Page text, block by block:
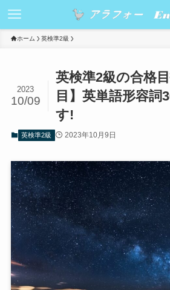
ホーム 英検準2級
英検準2級の合格
目】英単語形容詞
す!
2023
10/09
英検準2級 2023年10月9日